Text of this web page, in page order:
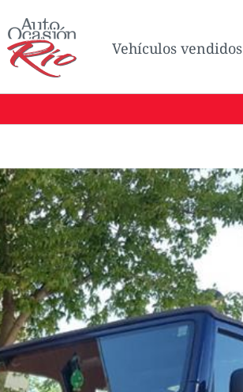
Vehículos vendidos